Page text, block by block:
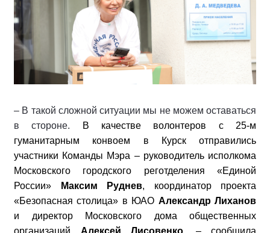
– В такой сложной ситуации мы не можем оставаться
в стороне.
В качестве волонтеров с 25-м
гуманитарным конвоем в Курск отправились
участники Команды Мэра – руководитель исполкома
Московского городского реготделения «Единой
России»
Максим Руднев, координатор проекта
«Безопасная столица» в ЮАО Александр Лиханов
и директор Московского дома общественных